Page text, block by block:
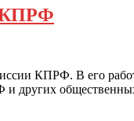
КПРФ
КПРФ. В его
и других